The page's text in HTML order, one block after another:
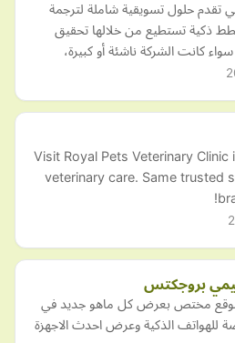
حلول تسويقية شاملة لترجمة
ذكية تستطيع من خلالها تحقيق
كانت الشركة ناشئة أو كبيرة،
Visit Royal Pets Veterinary
veterinary care. Same trusted
مختص بعرض كل ماهو جديد في
للهواتف الذكية وعرض احدث الاجهزة